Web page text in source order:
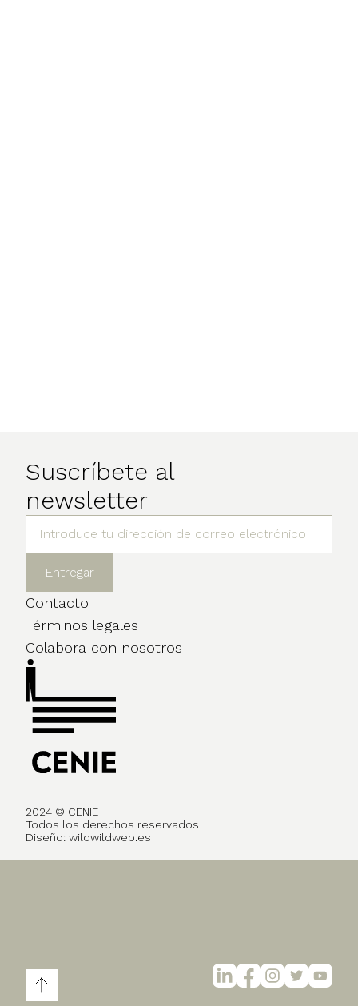
Suscríbete al
newsletter
Contacto
Términos legales
Colabora con nosotros
2024 © CENIE
Todos los derechos reservados
Diseño: wildwildweb.es